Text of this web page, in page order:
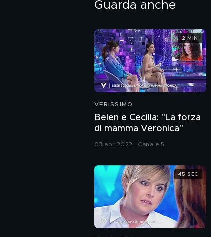
Guarda anche
VERISSIMO
Belen e Cecilia: "La forza
di mamma Veronica"
03 apr 2022 | Canale 5
2 MIN
45 SEC